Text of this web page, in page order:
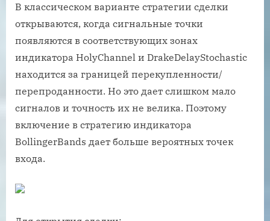
В классическом варианте стратегии сделки
открываются, когда сигнальные точки
появляются в соответствующих зонах
индикатора HolyChannel и DrakeDelayStochastic
находится за границей перекупленности/
перепроданности. Но это дает слишком мало
сигналов и точность их не велика. Поэтому
включение в стратегию индикатора
BollingerBands дает больше вероятных точек
входа.